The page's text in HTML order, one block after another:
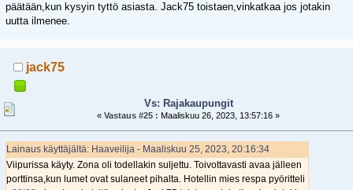
päätään,kun kysyin tyttö asiasta. Jack75 toistaen,vinkatkaa jos jotakin
uutta ilmenee.
jack75
Vs: Rajakaupungit
«Vastaus #25 : Maaliskuu 26, 2023, 13:57:16 »
Lainaus käyttäjältä: Haaveilija - Maaliskuu 25, 2023, 20:16:34
Viipurissa käyty. Zona oli todellakin suljettu. Toivottavasti avaa jälleen
porttinsa,kun lumet ovat sulaneet pihalta. Hotellin mies respa pyöritteli